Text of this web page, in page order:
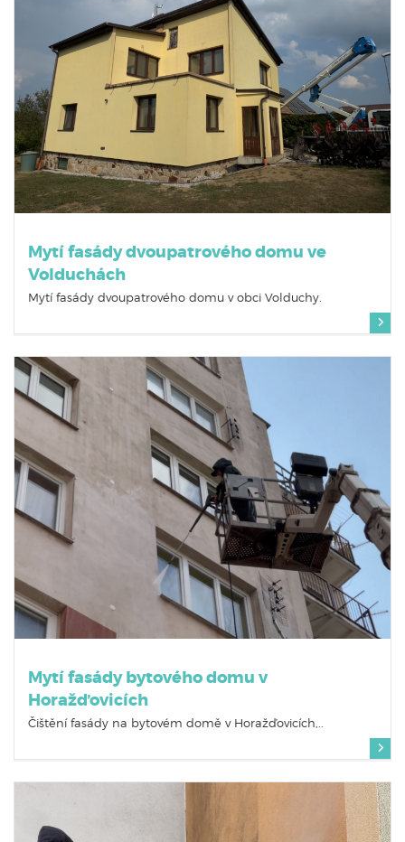
Mytí fasády dvoupatrového domu ve
Volduchách
Mytí fasády dvoupatrového domu v obci Volduchy.
Mytí fasády bytového domu v
Horažďovicích
Čištění fasády na bytovém domě v Horažďovicích,..